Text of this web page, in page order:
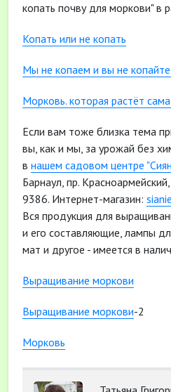
копать почву для моркови" в
Копать или не копать
Мы не копаем и вы не
Морковь. которая растёт
Если вам тоже близка тема
вы, как и мы, за урожай без
в нашем садовом центре
Барнаул, пр.
9386. Интернет-магазин:
Вся продукция для
и его составляющие, лампы
мат и другое - имеется в
Выращивание моркови
Выращивание моркови-2
Морковь